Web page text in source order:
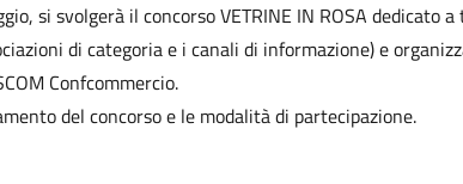
si svolgerà il concorso VETRINE IN ROSA
di categoria e i canali di informazione) e
Confcommercio.
del concorso e le modalità di partecipazione.